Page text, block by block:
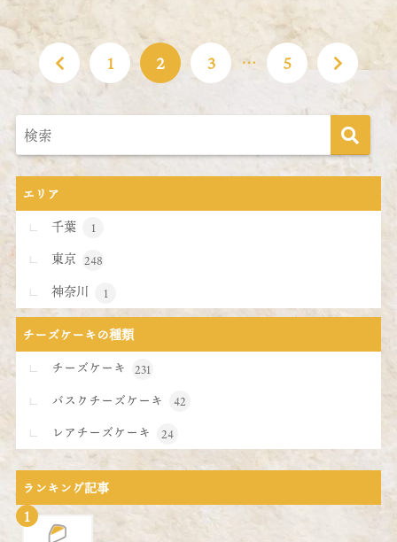
1 2 3 … 5
エリア
千葉
1
東京 248
神奈川 1
チーズケーキの種類
チーズケーキ
231
バスクチーズケーキ 42
レアチーズケーキ 24
ランキング記事
1